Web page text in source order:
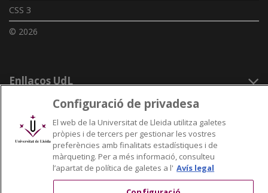
CSS 3
© 2026
Enllaços UdL
Xarxes universitàries
Configuració de privadesa
El web de la Universitat de Lleida utilitza galetes
pròpies i de tercers per gestionar les vostres
preferències amb finalitats estadístiques i de
màrqueting. Per a més informació, consulteu
l’apartat de política de galetes a l' Avís legal